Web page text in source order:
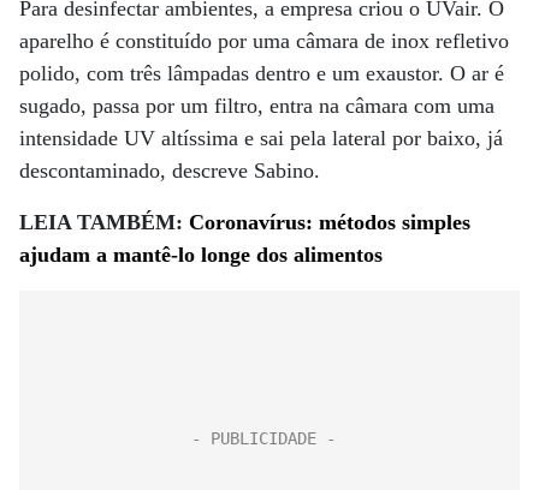
Para desinfectar ambientes, a empresa criou o UVair. O
aparelho é constituído por uma câmara de inox refletivo
polido, com três lâmpadas dentro e um exaustor. O ar é
sugado, passa por um filtro, entra na câmara com uma
intensidade UV altíssima e sai pela lateral por baixo, já
descontaminado, descreve Sabino.
LEIA TAMBÉM: Coronavírus: métodos simples
ajudam a mantê-lo longe dos alimentos